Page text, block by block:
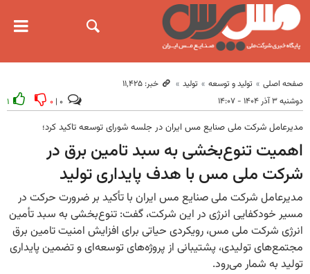
صفحه اصلی تولید و توسعه تولید
خبر: ۱۱٬۴۲۵
دوشنبه ۳ آذر ۱۴۰۴ - ۱۴:۰۷
۰ ۱
مدیرعامل شرکت ملی صنایع مس ایران در جلسه شورای توسعه تاکید کرد؛
اهمیت تنوع‌بخشی به سبد تامین برق در
شرکت ملی مس با هدف پایداری تولید
مدیرعامل شرکت ملی صنایع مس ایران با تأکید بر ضرورت حرکت در
مسیر خودکفایی انرژی در این شرکت، گفت: تنوع‌بخشی به سبد تأمین
انرژی شرکت ملی مس، رویکردی حیاتی برای افزایش امنیت تامین برق
مجتمع‌های تولیدی، پشتیبانی از پروژه‌های توسعه‌ای و تضمین پایداری
تولید به شمار می‌رود.